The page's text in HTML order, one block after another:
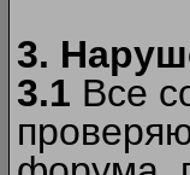
3.
3.1 Все